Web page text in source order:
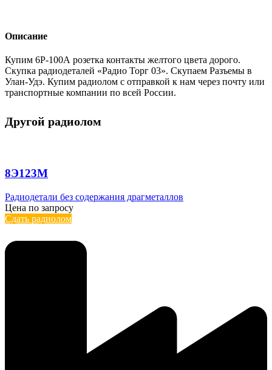
Описание
Купим 6Р-100А розетка контакты желтого цвета дорого.
Скупка радиодеталей «Радио Торг 03». Скупаем Разъемы в
Улан-Удэ. Купим радиолом с отправкой к нам через почту или
транспортные компании по всей России.
Другой радиолом
8Э123М
Радиодетали без содержания драгметаллов
Цена по запросу
Сдать радиолом